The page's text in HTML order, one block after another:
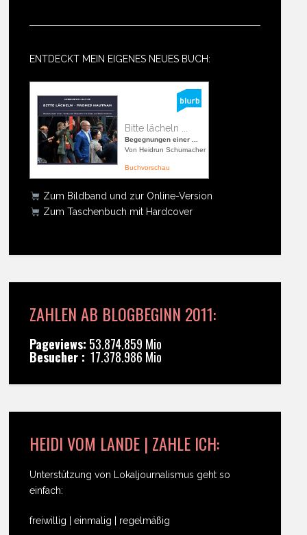
ENTDECKT MEIN EIGENES NEUES BUCH:
Bitte lächeln ...
Begegnungen einer ...
Von Heidrun Schumacher
Buchvorschau
Zum Bildband und zur Online-Version
Zum Taschenbuch mit Hardcover
ZAHLEN AB BLOGBEGINN 2011:
Pageviews: 53.874.859 Mio
Besucher : 17.378.986 Mio
HEIDI VOM LANDE | ZAHLE ICH:
Unterstützung von Lokaljournalismus geht so
einfach:
freiwillig | einmalig | regelmäßig